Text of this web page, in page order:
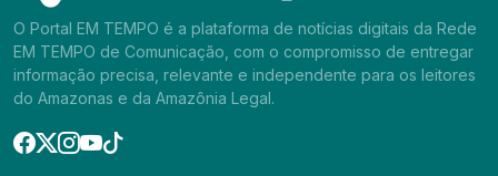
O Portal EM TEMPO é a plataforma de notícias digitais da Rede
EM TEMPO de Comunicação, com o compromisso de entregar
informação precisa, relevante e independente para os leitores
do Amazonas e da Amazônia Legal.